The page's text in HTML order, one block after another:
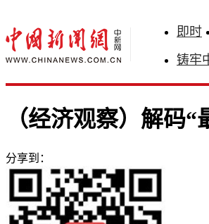
即时
铸牢
（经济观察）解码
分享到：